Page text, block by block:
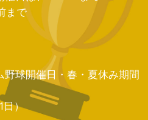
まで
野球開催日・春・夏休み期間
日）